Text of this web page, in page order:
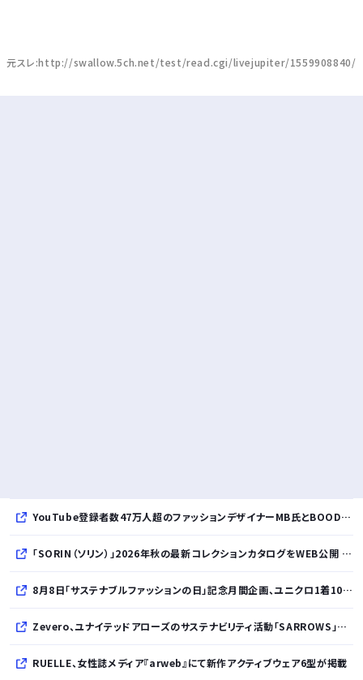
元スレ:http://swallow.5ch.net/test/read.cgi/livejupiter/1559908840/
YouTube登録者数47万人超のファッションデザイナーMB氏とBOODYがコラボレーション。極上の着心地を追求した別注Tシャツが8月12日発売開始
「SORIN（ソリン）」2026年秋の最新コレクションカタログをWEB公開 「Paradox in Neutral」をテーマに秩序と反逆が共存する世界観を表現
8月8日「サステナブルファッションの日」記念月間企画、ユニクロ1着100円買取保証とXプレゼントキャンペーンを実施
Zevero、ユナイテッドアローズのサステナビリティ活動「SARROWS」を支援。Scope 3排出量算定の効率化・精緻化を開始
RUELLE、女性誌メディア『arweb』にて新作アクティブウェア6型が掲載